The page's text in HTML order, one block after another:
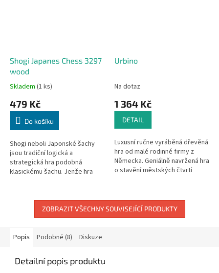
Shogi Japanes Chess 3297
wood
Skladem (1 ks)
479 Kč
Do košíku
Shogi neboli Japonské šachy
jsou tradiční logická a
strategická hra podobná
klasickému šachu. Jenže hra
Urbino
Na dotaz
1 364 Kč
DETAIL
Luxusní ručne vyráběná dřevěná
hra od malé rodinné firmy z
Německa. Geniálně navržená hra
o stavění městských čtvrtí
ZOBRAZIT VŠECHNY SOUVISEJÍCÍ PRODUKTY
Popis Podobné (8) Diskuze
Detailní popis produktu